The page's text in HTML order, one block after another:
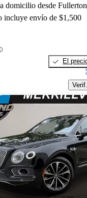
domicilio desde
incluye envío de $1,500
El